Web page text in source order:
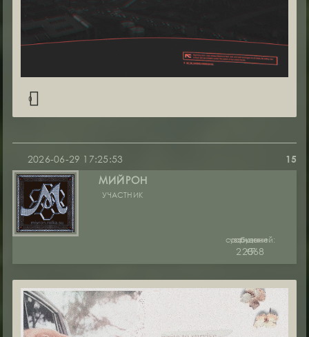
0
15
2026-06-29 17:25:53
МИЙРОН
УЧАСТНИК
руны:
0
сообщений:
22368
уважение:
+7